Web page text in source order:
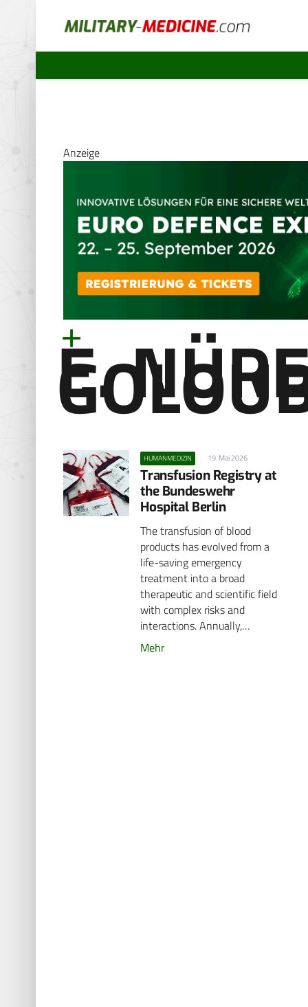
Anzeige
E.
HUMANMEDIZIN 19. Mai 2026
Transfusion Registry at
the Bundeswehr
Hospital Berlin
The transfusion of blood
products has evolved from a
life-saving emergency
treatment into a broad
therapeutic and scientific field
with complex risks and
interactions. Annually,…
Mehr